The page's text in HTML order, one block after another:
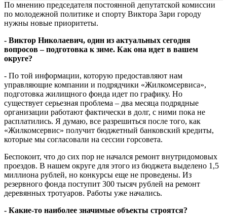
По мнению председателя постоянной депутатской комиссии
по молодежной политике и спорту Виктора Зари городу
нужны новые приоритеты.
- Виктор Николаевич, один из актуальных сегодня
вопросов – подготовка к зиме. Как она идет в вашем
округе?
- По той информации, которую предоставляют нам
управляющие компании и подрядчики «Жилкомсервиса»,
подготовка жилищного фонда идет по графику. Но
существует серьезная проблема – два месяца подрядные
организации работают фактически в долг, с ними пока не
расплатились. Я думаю, все разрешиться после того, как
«Жилкомсервис» получит бюджетный банковский кредиты,
которые мы согласовали на сессии горсовета.
Беспокоит, что до сих пор не начался ремонт внутридомовых
проездов. В нашем округе для этого из бюджета выделено 1,5
миллиона рублей, но конкурсы еще не проведены. Из
резервного фонда поступит 300 тысяч рублей на ремонт
деревянных тротуаров. Работы уже начались.
- Какие-то наиболее значимые объекты строятся?